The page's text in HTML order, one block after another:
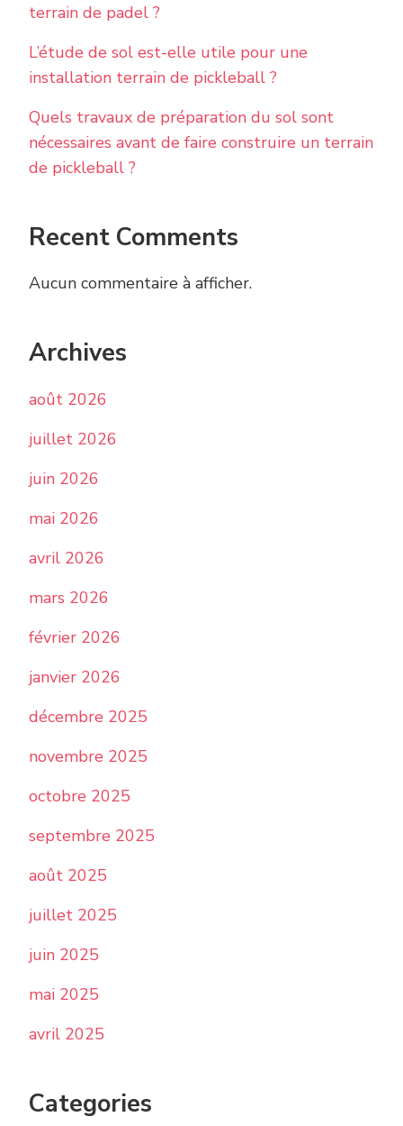
terrain de padel ?
L’étude de sol est-elle utile pour une
installation terrain de pickleball ?
Quels travaux de préparation du sol sont
nécessaires avant de faire construire un terrain
de pickleball ?
Recent Comments
Aucun commentaire à afficher.
Archives
août 2026
juillet 2026
juin 2026
mai 2026
avril 2026
mars 2026
février 2026
janvier 2026
décembre 2025
novembre 2025
octobre 2025
septembre 2025
août 2025
juillet 2025
juin 2025
mai 2025
avril 2025
Categories